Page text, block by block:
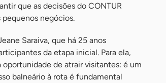
que as decisões do CONTUR
negócios.
Saraiva, que há 25 anos
da etapa inicial. Para ela,
de atrair visitantes: é um
balneário à rota é fundamental